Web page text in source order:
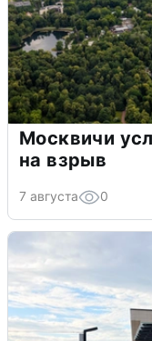
Москвичи
на взрыв
7 августа 0